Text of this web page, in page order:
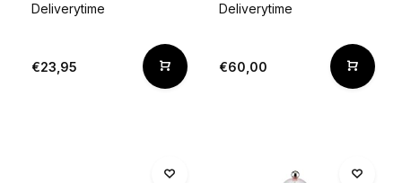
Deliverytime
€23,95
Deliverytime
€60,00